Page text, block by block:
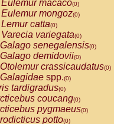
Eulemur macaco(0)
Eulemur mongoz(0)
Lemur catta(0)
Varecia variegata(0)
Galago senegalensis(0)
Galago demidovii(0)
Otolemur crassicaudatus(0)
Galagidae spp.(0)
tardigradus(0)
coucang(0)
pygmaeus(0)
potto(0)